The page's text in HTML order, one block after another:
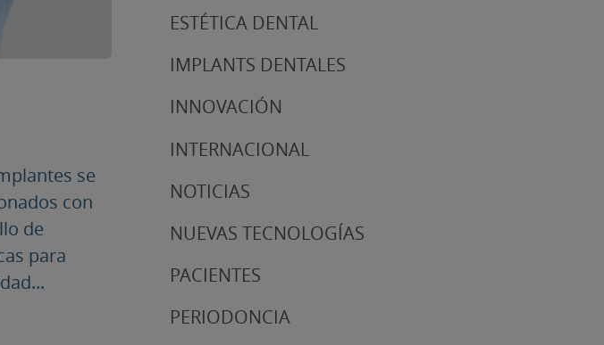
se
con
de
para
ESTÉTICA DENTAL
IMPLANTS DENTALES
INNOVACIÓN
INTERNACIONAL
NOTICIAS
NUEVAS TECNOLOGÍAS
PACIENTES
PERIODONCIA